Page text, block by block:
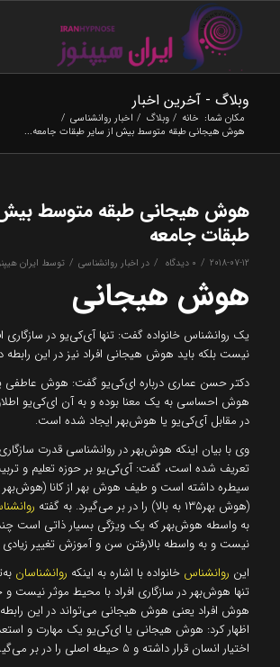
وبلاگ - آخرین اخبار
مکان شما: خانه / وبلاگ / اخبار روانشناسی /
هوش هیجانی طبقه متوسط بیش از سایر طبقات جامعه...
هوش هیجانی طبقه متوسط بیش
طبقات جامعه
2018-07-12
/ ۰ دیدگاه / در اخبار روانشناسی / توسط ایران
هوش هیجانی
یک روانشناس خانواده گفت: تنها آی‌کی‌یو در سازگاری
نیست بلکه باید هوش هیجانی افراد نیز در این رابطه
دکتر حسن عماری درباره ای‌کی‌یو گفت: هوش عاطفی
هوش احساسی به یک معنا بوده و به آن ای‌کی‌‌یو
در مقابل آی‌کی‌یو یا هوش‌بهر ایجاد شده است.
وی با بیان اینکه هوش‌بهر در روانشناسی قدرت
تعریف شده است،‌ گفت: آی‌کی‌یو بر حوزه تعلیم و
(هوش ‌بهر۱۳۵ به بالا) را در بر می‌گیرد. به گفته
به واسطه هوش‌بهر که یک ویژگی‌ بسیار ذاتی است
نیست و به واسطه بالارفتن سن و آموزش تغییر زیادی
این روانشناس خانواده با اشاره به اینکه روانشناسان
تنها هوش‌بهر در سازگاری افراد با محیط موثر نیست و
هوش افراد یعنی هوش هیجانی می‌تواند در این رابطه
اظهار کرد: هوش هیجانی یا ای‌کی‌یو یک مهارت و
اختیار انسان قرار داشته و ۵ حیطه اصلی را در بر می‌گیرد.